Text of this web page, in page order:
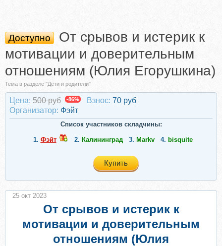
Доступно
От срывов и истерик к
мотивации и доверительным
отношениям (Юлия Егорушкина)
Тема в разделе "Дети и родители"
Цена: 500 руб -86% Взнос: 70 руб
Организатор: Фэйт
Список участников складчины:
1. Фэйт 2. Калининград 3. Markv 4. bisquite
Купить
От срывов и истерик к
мотивации и доверительным
отношениям (Юлия
25 окт 2023